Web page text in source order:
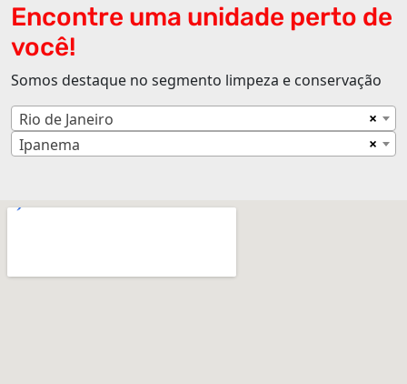
Encontre uma unidade perto de
você!
Somos destaque no segmento limpeza e conservação
×
Rio de Janeiro
×
Ipanema